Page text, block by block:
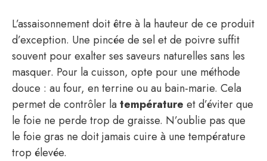
L’assaisonnement doit être à la hauteur de ce produit
d’exception. Une pincée de sel et de poivre suffit
souvent pour exalter ses saveurs naturelles sans les
masquer. Pour la cuisson, opte pour une méthode
douce : au four, en terrine ou au bain-marie. Cela
permet de contrôler latempérature et d’éviter que
le foie ne perde trop de graisse. N’oublie pas que
le foie gras ne doit jamais cuire à une température
trop élevée.